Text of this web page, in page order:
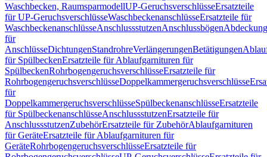
Waschbecken, RaumsparmodellUP-GeruchsverschlüsseErsatzteile
für UP-GeruchsverschlüsseWaschbeckenanschlüsseErsatzteile für
WaschbeckenanschlüsseAnschlussstutzenAnschlussbögen
für
AnschlüsseDichtungenStandrohreVerlängerungenBetätigungen
für SpülbeckenErsatzteile für Ablaufgarnituren für
SpülbeckenRohrbogengeruchsverschlüsseErsatzteile für
RohrbogengeruchsverschlüsseDoppelkammergeruchsverschlüsse
für
DoppelkammergeruchsverschlüsseSpülbeckenanschlüsseErsatzteile
für SpülbeckenanschlüsseAnschlussstutzenErsatzteile für
AnschlussstutzenZubehörErsatzteile für ZubehörAblaufgarnituren
für GeräteErsatzteile für Ablaufgarnituren für
GeräteRohrbogengeruchsverschlüsseErsatzteile für